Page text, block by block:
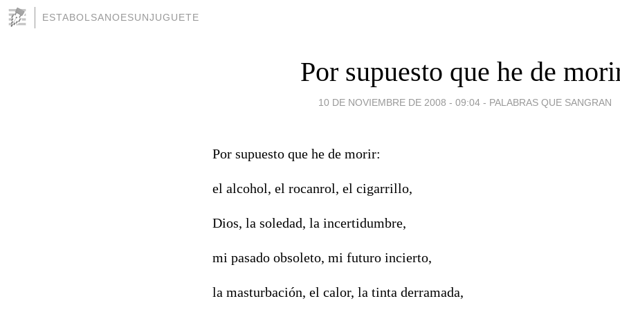
ESTABOLSANOESUNJUGUETE
Por supuesto que he de
10 DE NOVIEMBRE DE 2008 - 09:04 - PALABRAS QUE SANGRAN
Por supuesto que he de morir:
el alcohol, el rocanrol, el cigarrillo,
Dios, la soledad, la incertidumbre,
mi pasado obsoleto, mi futuro incierto,
la masturbación, el calor, la tinta derramada,